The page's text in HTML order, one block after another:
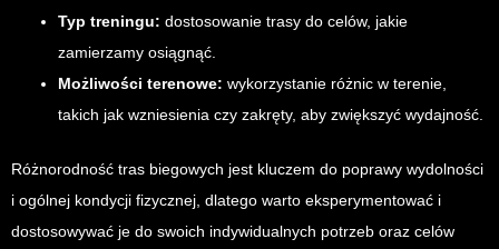
Typ treningu: dostosowanie trasy do celów, jakie
zamierzamy osiągnąć.
Możliwości terenowe: wykorzystanie różnic w terenie,
takich jak wzniesienia czy zakręty, aby zwiększyć wydajność.
Różnorodność tras biegowych jest kluczem do poprawy wydolności
i ogólnej kondycji fizycznej, dlatego warto eksperymentować i
dostosowywać je do swoich indywidualnych potrzeb oraz celów